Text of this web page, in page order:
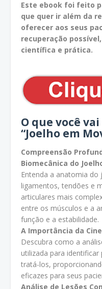
Este ebook foi feito
que quer ir além da
oferecer aos seus
recuperação
científica e prática.
O que você
“Joelho em
Compreensão
Biomecânica do
Entenda a anatomia
ligamentos, tendões e
articulares mais
entre os músculos e a
função e a estabilidade.
A Importância da
Descubra como a
utilizada para
tratá-los,
eficazes para seus
Análise de Lesões